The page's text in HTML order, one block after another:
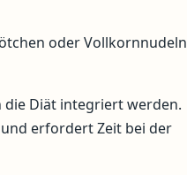
oder Vollkornnudeln
die Diät integriert werden.
erfordert Zeit bei der